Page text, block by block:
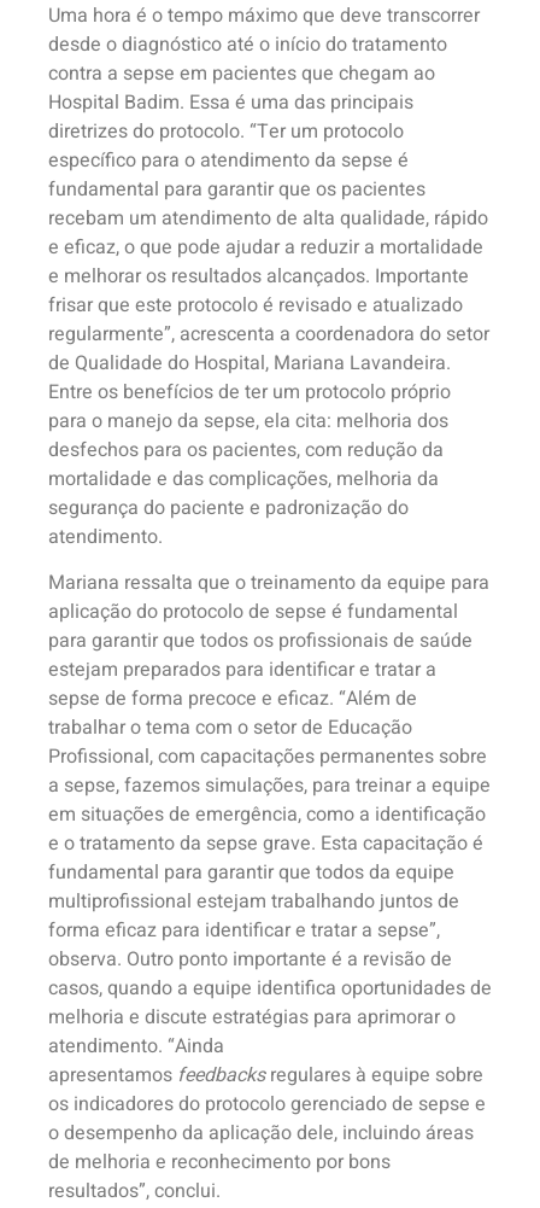
Uma hora é o tempo máximo que deve transcorrer
desde o diagnóstico até o início do tratamento
contra a sepse em pacientes que chegam ao
Hospital Badim. Essa é uma das principais
diretrizes do protocolo. “Ter um protocolo
específico para o atendimento da sepse é
fundamental para garantir que os pacientes
recebam um atendimento de alta qualidade, rápido
e eficaz, o que pode ajudar a reduzir a mortalidade
e melhorar os resultados alcançados. Importante
frisar que este protocolo é revisado e atualizado
regularmente”, acrescenta a coordenadora do setor
de Qualidade do Hospital, Mariana Lavandeira.
Entre os benefícios de ter um protocolo próprio
para o manejo da sepse, ela cita: melhoria dos
desfechos para os pacientes, com redução da
mortalidade e das complicações, melhoria da
segurança do paciente e padronização do
atendimento.
Mariana ressalta que o treinamento da equipe para
aplicação do protocolo de sepse é fundamental
para garantir que todos os profissionais de saúde
estejam preparados para identificar e tratar a
sepse de forma precoce e eficaz. “Além de
trabalhar o tema com o setor de Educação
Profissional, com capacitações permanentes sobre
a sepse, fazemos simulações, para treinar a equipe
em situações de emergência, como a identificação
e o tratamento da sepse grave. Esta capacitação é
fundamental para garantir que todos da equipe
multiprofissional estejam trabalhando juntos de
forma eficaz para identificar e tratar a sepse”,
observa. Outro ponto importante é a revisão de
casos, quando a equipe identifica oportunidades de
melhoria e discute estratégias para aprimorar o
atendimento. “Ainda
apresentamos feedbacksregulares à equipe sobre
os indicadores do protocolo gerenciado de sepse e
o desempenho da aplicação dele, incluindo áreas
de melhoria e reconhecimento por bons
resultados”, conclui.